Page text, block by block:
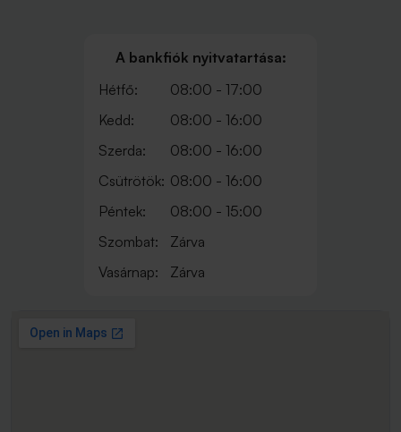
A bankfiók nyitvatartása:
Hétfő:
08:00 - 17:00
Kedd:
08:00 - 16:00
Szerda:
08:00 - 16:00
Csütrötök: 08:00 - 16:00
Péntek:
08:00 - 15:00
Szombat:
Zárva
Vasárnap:
Zárva